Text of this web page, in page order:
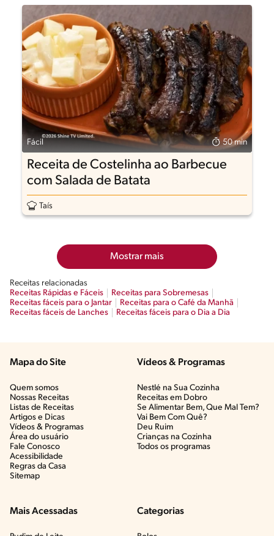
Fácil 50 min
Receita de Costelinha ao Barbecue
com Salada de Batata
Taís
Mostrar mais
Receitas relacionadas
Receitas Rápidas e Fáceis
Receitas para Sobremesas
Receitas fáceis para o Jantar
Receitas para o Café da Manhã
Receitas fáceis de Lanches
Receitas fáceis para o Dia a Dia
Mapa do Site
Quem somos
Nossas Receitas
Listas de Receitas​
Artigos e Dicas​
Vídeos & Programas​
Área do usuário
Fale Conosco
Acessibilidade
Regras da Casa
Sitemap
Vídeos & Programas​
Nestlé na Sua Cozinha
Receitas em Dobro
Se Alimentar Bem, Que Mal Tem?​
Vai Bem Com Quê?​
Deu Ruim​
Crianças na Cozinha​
Todos os programas
Mais Acessadas Categorias